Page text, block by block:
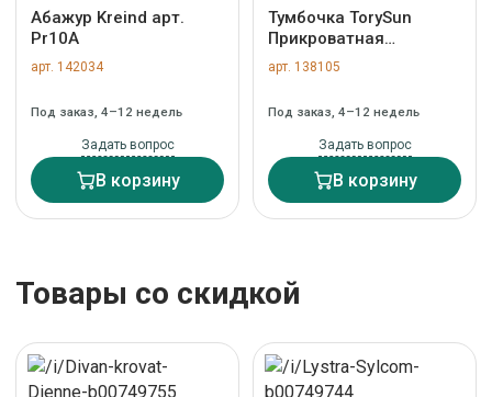
Абажур Kreind арт.
Pr10A
арт. 142034
Под заказ, 4–12 недель
Задать вопрос
В корзину
Тумбочка TorySun
Прикроватная
тумбочка One Static,
белый арт. 164
арт. 138105
Под заказ, 4–12 недель
Задать вопрос
В корзину
Товары со скидкой